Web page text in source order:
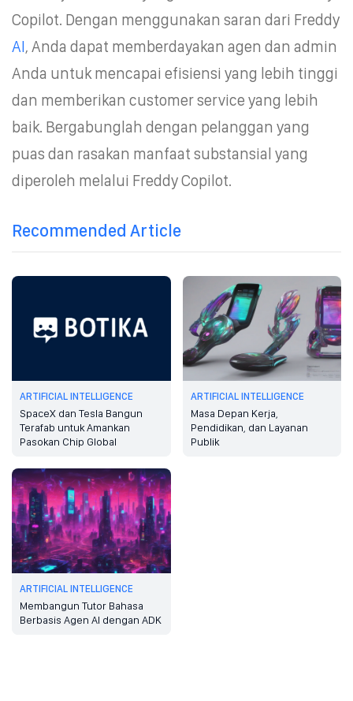
Copilot. Dengan menggunakan saran dari Freddy
AI, Anda dapat memberdayakan agen dan admin
Anda untuk mencapai efisiensi yang lebih tinggi
dan memberikan customer service yang lebih
baik. Bergabunglah dengan pelanggan yang
puas dan rasakan manfaat substansial yang
diperoleh melalui Freddy Copilot.
Recommended Article
ARTIFICIAL INTELLIGENCE
SpaceX dan Tesla Bangun
Terafab untuk Amankan
Pasokan Chip Global
ARTIFICIAL INTELLIGENCE
Masa Depan Kerja,
Pendidikan, dan Layanan
Publik
ARTIFICIAL INTELLIGENCE
Membangun Tutor Bahasa
Berbasis Agen AI dengan ADK